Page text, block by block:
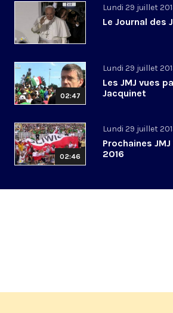
Lundi 29 juillet
Le Journal des
02:47
Lundi 29 juillet
Les JMJ vues
Jacquinet
02:46
Lundi 29 juillet
Prochaines
2016